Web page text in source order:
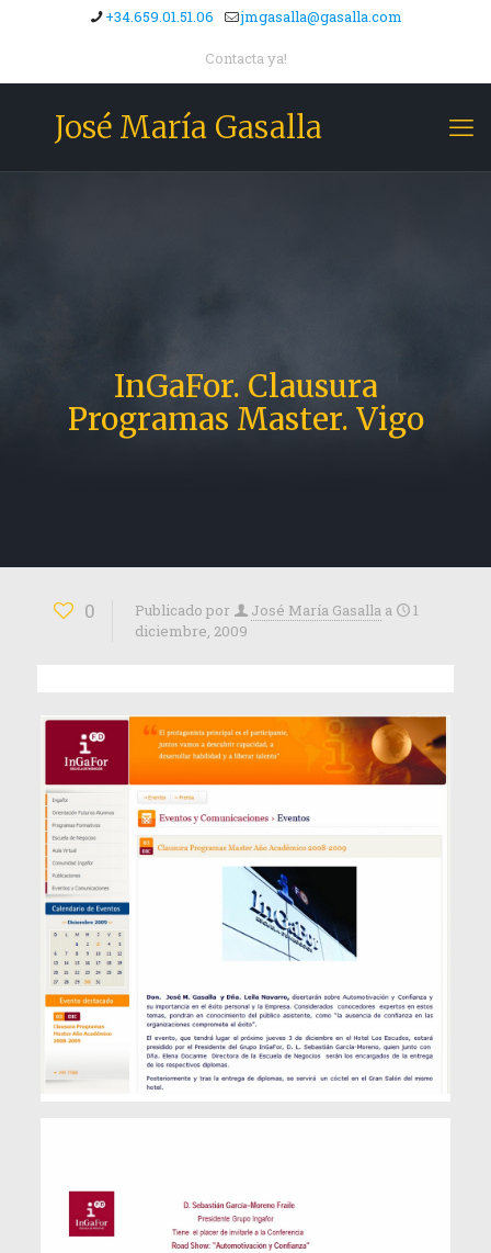
+34.659.01.51.06 jmgasalla@gasalla.com
Contacta ya!
José María Gasalla
InGaFor. Clausura
Programas Master. Vigo
0 Publicado por José María Gasalla a
1
diciembre, 2009